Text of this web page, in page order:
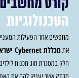
קורס
הטכנולוגיות
מחפשים אחר הפעילות
אתמכללת Cybernet ישראל
חלק במסגרת חוג תכנות